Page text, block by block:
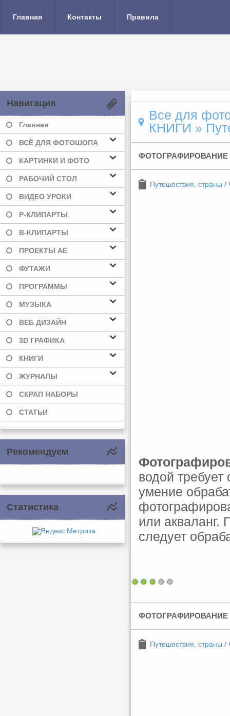
Главная Контакты Правила
Навигация
Главная
ВСЁ ДЛЯ ФОТОШОПА
КАРТИНКИ И ФОТО
РАБОЧИЙ СТОЛ
ВИДЕО УРОКИ
Р-КЛИПАРТЫ
В-КЛИПАРТЫ
ПРОЕКТЫ AE
ФУТАЖИ
ПРОГРАММЫ
МУЗЫКА
ВЕБ ДИЗАЙН
3D ГРАФИКА
КНИГИ
ЖУРНАЛЫ
СКРАП НАБОРЫ
СТАТЬИ
Рекомендуем
Статистика
Все для
КНИГИ »
Путешествия, страны /
водой
умение
или акваланг.
следует
Путешествия, страны /